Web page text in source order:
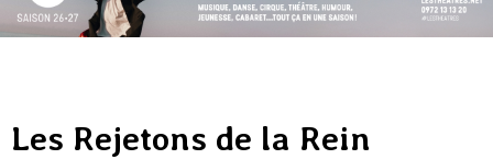
Les Rejetons de la Rein